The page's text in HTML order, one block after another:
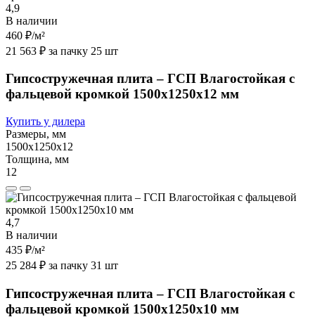
4,9
В наличии
460 ₽/м²
21 563 ₽ за пачку 25 шт
Гипсостружечная плита – ГСП Влагостойкая с
фальцевой кромкой 1500х1250х12 мм
Купить у дилера
Размеры, мм
1500х1250х12
Толщина, мм
12
4,7
В наличии
435 ₽/м²
25 284 ₽ за пачку 31 шт
Гипсостружечная плита – ГСП Влагостойкая с
фальцевой кромкой 1500х1250х10 мм